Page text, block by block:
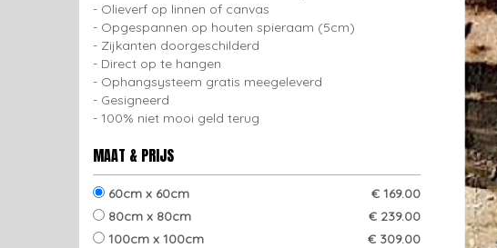
Olieverf op linnen of canvas
Opgespannen op houten spieraam (5cm)
Zijkanten doorgeschilderd
Direct op te hangen
Ophangsysteem gratis meegeleverd
Gesigneerd
100% niet mooi geld terug
MAAT & PRIJS
60cm x 60cm
€ 169.00
80cm x 80cm
€ 239.00
100cm x 100cm
€ 309.00